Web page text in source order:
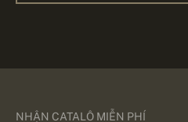
NHẬN CATALÔ MIỄN PHÍ